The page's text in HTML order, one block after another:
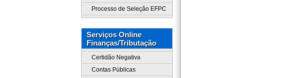
Processo de Seleção EFPC
Serviços Online
Finanças/Tributação
Certidão Negativa
Contas Públicas